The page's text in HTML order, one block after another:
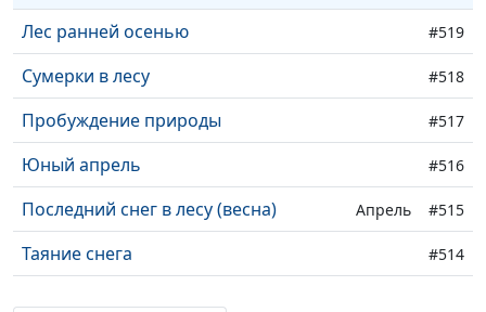
Лес ранней осенью #519
Сумерки в лесу #518
Пробуждение природы #517
Юный апрель #516
Последний снег в лесу (весна) Апрель #515
Таяние снега #514